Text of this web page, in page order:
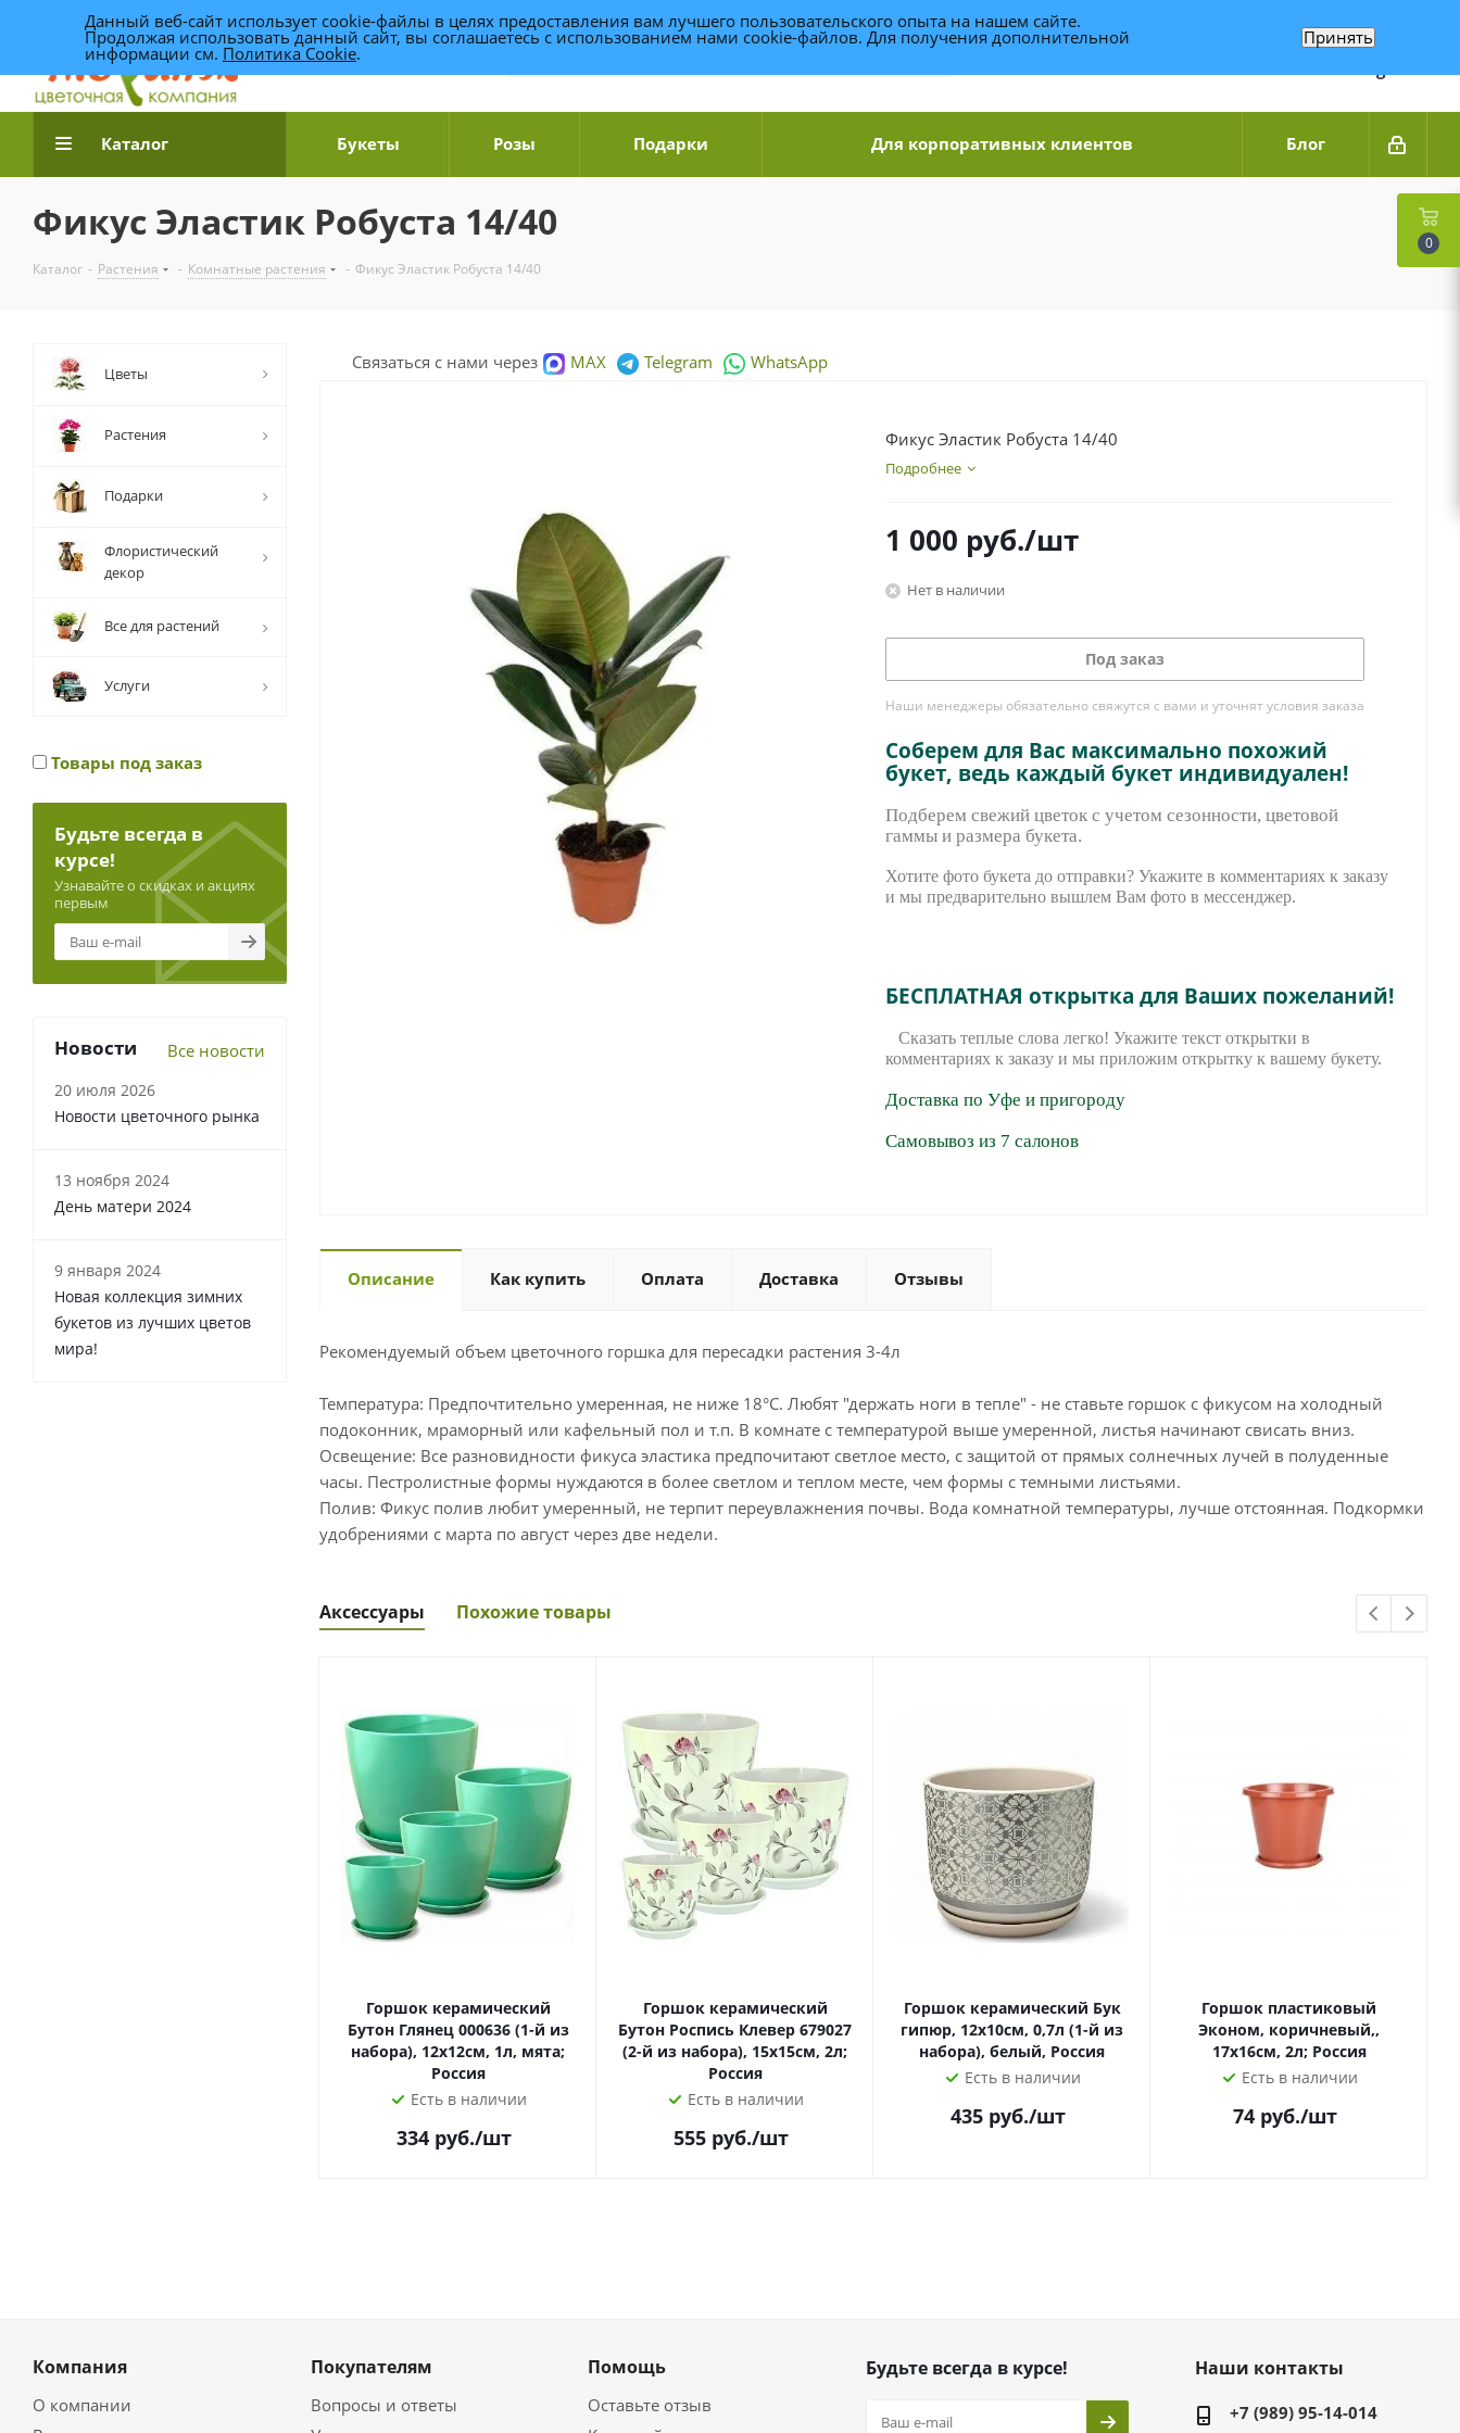
Доставка цветов по Уфе +7 (989) 95-14-014
Связаться по WhatsApp
Каталог Букеты Розы Подарки Для корпоративных клиентов Блог
Фикус Эластик Робуста 14/40
Каталог - Растения - Комнатные растения - Фикус Эластик Робуста 14/40
Связаться с нами через MAX Telegram WhatsApp
Фикус Эластик Робуста 14/40
Подробнее
1 000 руб./шт
Нет в наличии
Под заказ
Наши менеджеры обязательно свяжутся с вами и уточнят условия заказа
Соберем для Вас максимально похожий
букет, ведь каждый букет индивидуален!
Подберем свежий цветок с учетом сезонности, цветовой
гаммы и размера букета.
Хотите фото букета до отправки? Укажите в комментариях к заказу
и мы предварительно вышлем Вам фото в мессенджер.
БЕСПЛАТНАЯ открытка для Ваших пожеланий!
Сказать теплые слова легко! Укажите текст открытки в
комментариях к заказу и мы приложим открытку к вашему букету.
Доставка по Уфе и пригороду
Самовывоз из 7 салонов
Описание Как купить Оплата Доставка Отзывы
Рекомендуемый объем цветочного горшка для пересадки растения 3-4л
Температура: Предпочтительно умеренная, не ниже 18°С. Любят "держать ноги в тепле" - не ставьте горшок с фикусом на холодный
подоконник, мраморный или кафельный пол и т.п. В комнате с температурой выше умеренной, листья начинают свисать вниз.
Освещение: Все разновидности фикуса эластика предпочитают светлое место, с защитой от прямых солнечных лучей в полуденные
часы. Пестролистные формы нуждаются в более светлом и теплом месте, чем формы с темными листьями.
Полив: Фикус полив любит умеренный, не терпит переувлажнения почвы. Вода комнатной температуры, лучше отстоянная. Подкормки
удобрениями с марта по август через две недели.
Аксессуары Похожие товары
Горшок керамический
Бутон Глянец 000636 (1-й из
набора), 12х12см, 1л, мята;
Россия
Есть в наличии
334 руб./шт
Горшок керамический
Бутон Роспись Клевер 679027
(2-й из набора), 15х15см, 2л;
Россия
Есть в наличии
555 руб./шт
Горшок керамический Бук
гипюр, 12х10см, 0,7л (1-й из
набора), белый, Россия
Есть в наличии
435 руб./шт
Горшок пластиковый
Эконом, коричневый,,
17х16см, 2л; Россия
Есть в наличии
74 руб./шт
Цветы
Растения
Подарки
Флористический
декор
Все для растений
Услуги
Товары под заказ
Будьте всегда в
курсе!
Узнавайте о скидках и акциях
первым
Новости Все новости
20 июля 2026
Новости цветочного рынка
13 ноября 2024
День матери 2024
9 января 2024
Новая коллекция зимних
букетов из лучших цветов
мира!
Компания
О компании
Покупателям
Вопросы и ответы
Помощь
Оставьте отзыв
Будьте всегда в курсе! Наши контакты
+7 (989) 95-14-014
0
Данный веб-сайт использует cookie-файлы в целях предоставления вам лучшего пользовательского опыта на нашем сайте.
Продолжая использовать данный сайт, вы соглашаетесь с использованием нами cookie-файлов. Для получения дополнительной
информации см. Политика Cookie.
Принять